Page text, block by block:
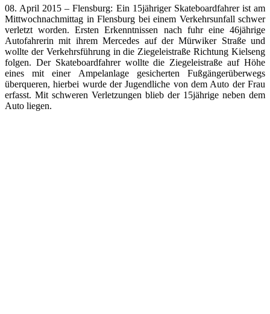
08. April 2015 – Flensburg: Ein 15jähriger Skateboardfahrer ist am
Mittwochnachmittag in Flensburg bei einem Verkehrsunfall schwer
verletzt worden. Ersten Erkenntnissen nach fuhr eine 46jährige
Autofahrerin mit ihrem Mercedes auf der Mürwiker Straße und
wollte der Verkehrsführung in die Ziegeleistraße Richtung Kielseng
folgen. Der Skateboardfahrer wollte die Ziegeleistraße auf Höhe
eines mit einer Ampelanlage gesicherten Fußgängerüberwegs
überqueren, hierbei wurde der Jugendliche von dem Auto der Frau
erfasst. Mit schweren Verletzungen blieb der 15jährige neben dem
Auto liegen.